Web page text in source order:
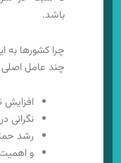
باشد.
چرا کشورها
چند عامل اصلی
نگرانی
رشد
و